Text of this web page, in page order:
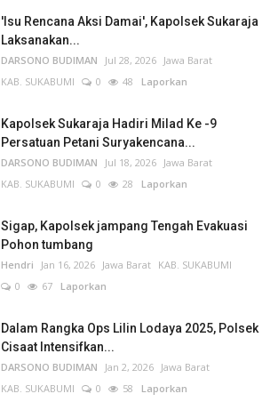
'Isu Rencana Aksi Damai', Kapolsek Sukaraja
Laksanakan...
DARSONO BUDIMAN Jul 28, 2026 Jawa Barat
KAB. SUKABUMI
0 48 Laporkan
Kapolsek Sukaraja Hadiri Milad Ke -9
Persatuan Petani Suryakencana...
DARSONO BUDIMAN Jul 18, 2026 Jawa Barat
KAB. SUKABUMI
0 28 Laporkan
Sigap, Kapolsek jampang Tengah Evakuasi
Pohon tumbang
Hendri Jan 16, 2026 Jawa Barat KAB. SUKABUMI
0
67 Laporkan
Dalam Rangka Ops Lilin Lodaya 2025, Polsek
Cisaat Intensifkan...
DARSONO BUDIMAN Jan 2, 2026 Jawa Barat
KAB. SUKABUMI
0 58 Laporkan